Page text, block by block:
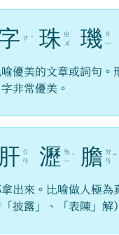
ㄗ ˋ 珠 ㄓ
ㄨ
璣 ㄐ
ㄧ
優美的文章或詞句。
非常優美。
肝 ㄍ
ㄢ
瀝 ㄌ
ㄧ ˋ 膽 ㄉ
ㄢ ˇ
出來。比喻做人極為
「披露」、「表陳」解）